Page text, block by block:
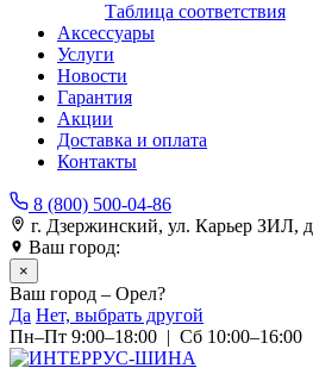
Таблица соответствия
Аксессуары
Услуги
Новости
Гарантия
Акции
Доставка и оплата
Контакты
8 (800) 500-04-86
г. Дзержинский, ул. Карьер ЗИЛ,
Ваш город:
×
Ваш город – Орел?
Да Нет, выбрать другой
Пн–Пт 9:00–18:00 | Сб 10:00–16:00